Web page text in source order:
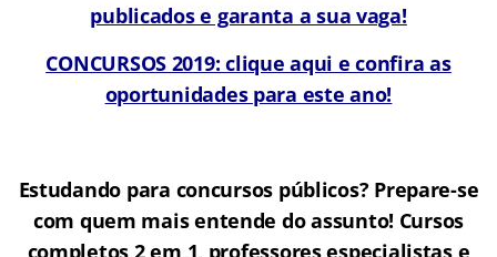
publicados e garanta a sua vaga!
CONCURSOS 2019: clique aqui e confira as
oportunidades para este ano!
Estudando para concursos públicos? Prepare-se
com quem mais entende do assunto! Cursos
completos 2 em 1, professores especialistas e